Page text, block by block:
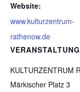
Website:
www.kulturzentrum-
rathenow.de
KULTURZENTRUM
Märkischer Platz 3